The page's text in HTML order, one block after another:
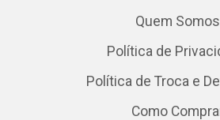
Quem Somos
Política de
Política de Troca e
Como